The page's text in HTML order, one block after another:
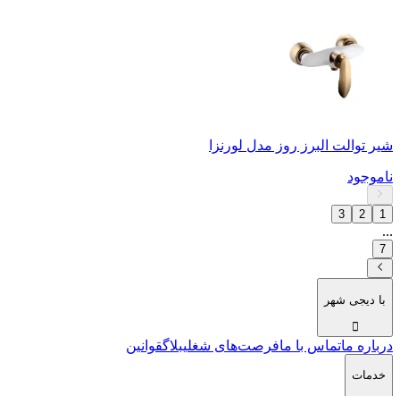
شیر توالت البرز روز مدل لورنزا
ناموجود
1
2
3
...
7
با دیجی شهر
درباره ماتماس با مافرصت‌های شغلیبلاگقوانین
خدمات